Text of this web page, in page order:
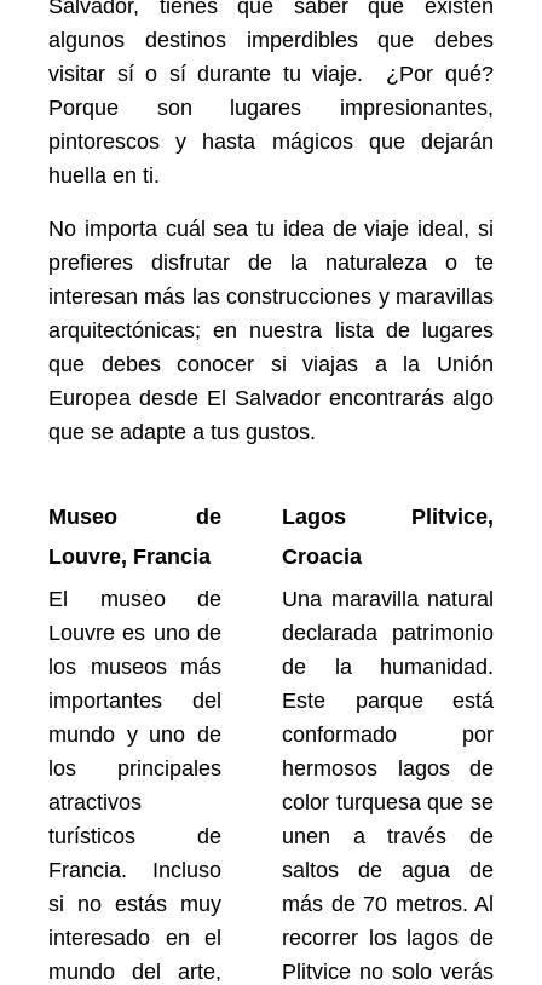
Salvador, tienes que saber que existen
algunos destinos imperdibles que debes
visitar sí o sí durante tu viaje. ¿Por qué?
Porque son lugares impresionantes,
pintorescos y hasta mágicos que dejarán
huella en ti.
No importa cuál sea tu idea de viaje ideal, si
prefieres disfrutar de la naturaleza o te
interesan más las construcciones y maravillas
arquitectónicas; en nuestra lista de lugares
que debes conocer si viajas a la Unión
Europea desde El Salvador encontrarás algo
que se adapte a tus gustos.
Museo de
Louvre, Francia
El museo de
Louvre es uno de
los museos más
importantes del
mundo y uno de
los principales
atractivos
turísticos de
Francia. Incluso
si no estás muy
interesado en el
mundo del arte,
Lagos Plitvice,
Croacia
Una maravilla natural
declarada patrimonio
de la humanidad.
Este parque está
conformado por
hermosos lagos de
color turquesa que se
unen a través de
saltos de agua de
más de 70 metros. Al
recorrer los lagos de
Plitvice no solo verás